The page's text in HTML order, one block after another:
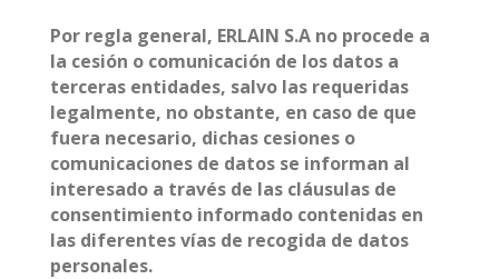
Por regla general, ERLAIN S.A no procede a
la cesión o comunicación de los datos a
terceras entidades, salvo las requeridas
legalmente, no obstante, en caso de que
fuera necesario, dichas cesiones o
comunicaciones de datos se informan al
interesado a través de las cláusulas de
consentimiento informado contenidas en
las diferentes vías de recogida de datos
personales.